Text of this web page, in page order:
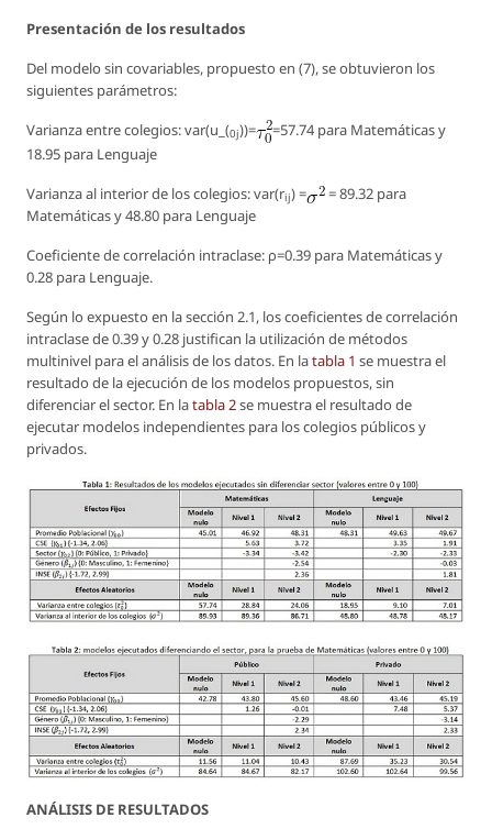
Presentación de los resultados
Del modelo sin covariables, propuesto en (7), se obtuvieron los
siguientes parámetros:
Varianza entre colegios: var(u_(0j))=
=57.74 para Matemáticas y
18.95 para Lenguaje
Varianza al interior de los colegios: var(rij) =
= 89.32 para
Matemáticas y 48.80 para Lenguaje
Coeficiente de correlación intraclase: ρ=0.39 para Matemáticas y
0.28 para Lenguaje.
Según lo expuesto en la sección 2.1, los coeficientes de correlación
intraclase de 0.39 y 0.28 justifican la utilización de métodos
multinivel para el análisis de los datos. En latabla 1 se muestra el
resultado de la ejecución de los modelos propuestos, sin
diferenciar el sector. En latabla 2se muestra el resultado de
ejecutar modelos independientes para los colegios públicos y
privados.
ANÁLISIS DE RESULTADOS